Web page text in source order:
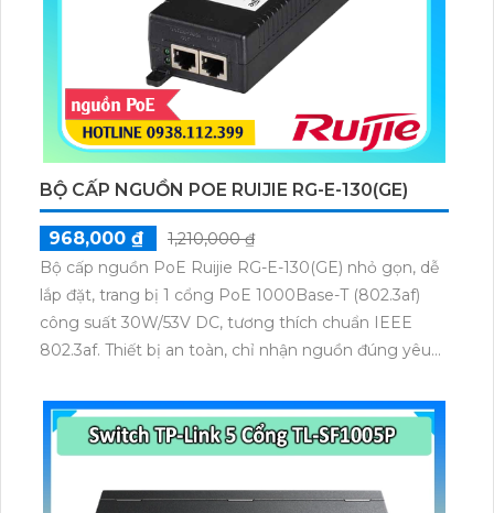
BỘ CẤP NGUỒN POE RUIJIE RG-E-130(GE)
968,000 ₫
1,210,000 ₫
Bộ cấp nguồn PoE Ruijie RG-E-130(GE) nhỏ gọn, dễ
lắp đặt, trang bị 1 cổng PoE 1000Base-T (802.3af)
công suất 30W/53V DC, tương thích chuẩn IEEE
802.3af. Thiết bị an toàn, chỉ nhận nguồn đúng yêu
UL/cUL và GS, đảm bảo cung cấp nguồn ổn định cho
các thiết bị Wi-Fi.